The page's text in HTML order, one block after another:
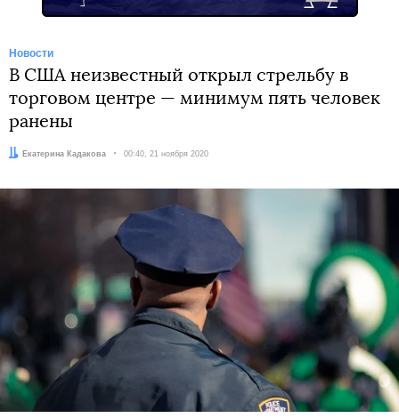
Новости
В США неизвестный открыл стрельбу в
торговом центре — минимум пять человек
ранены
Автор:Екатерина Кадакова Дата:
00:40, 21 ноября 2020